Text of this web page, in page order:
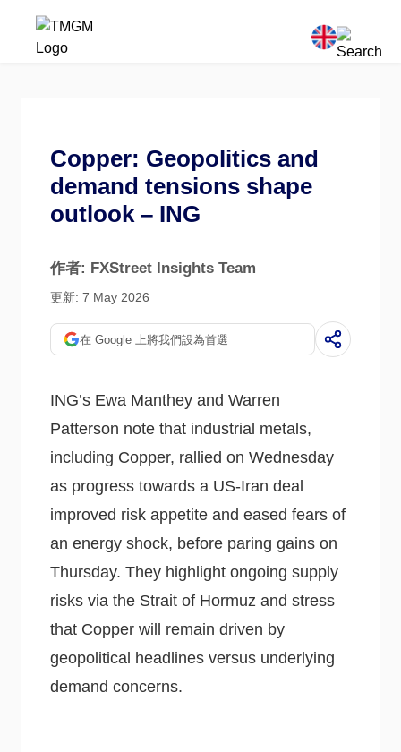
Copper: Geopolitics and
demand tensions shape
outlook – ING
作者: FXStreet Insights Team
更新: 7 May 2026
在 Google 上將我們設為首選
ING’s Ewa Manthey and Warren
Patterson note that industrial metals,
including Copper, rallied on Wednesday
as progress towards a US-Iran deal
improved risk appetite and eased fears of
an energy shock, before paring gains on
Thursday. They highlight ongoing supply
risks via the Strait of Hormuz and stress
that Copper will remain driven by
geopolitical headlines versus underlying
demand concerns.